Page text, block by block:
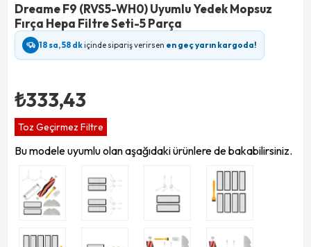
Dreame F9 (RVS5-WH0) Uyumlu Yedek Mopsuz
Fırça Hepa Filtre Seti-5 Parça
18 sa, 58 dkiçinde sipariş verirsen en geç yarın kargoda!
₺333,43
Toz Geçirmez Filtre
Bu modele uyumlu olan aşağıdaki ürünlere de bakabilirsiniz.